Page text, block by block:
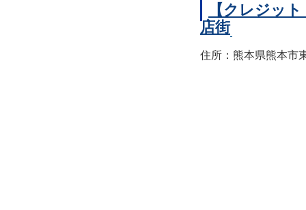
【クレジッ
店街
住所：熊本県熊本市